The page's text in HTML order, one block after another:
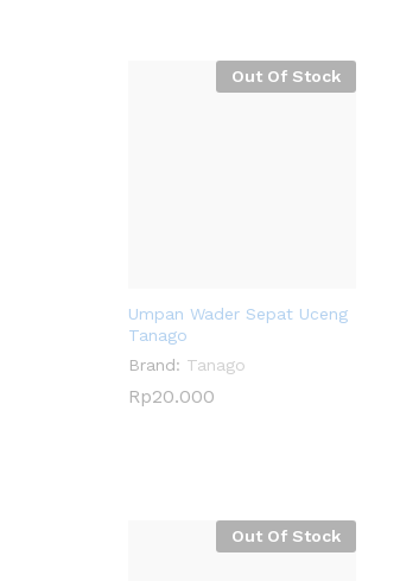
Out Of Stock
Umpan Wader Sepat Uceng
Tanago
Brand: Tanago
Rp20.000
Rp20.000
Out Of Stock